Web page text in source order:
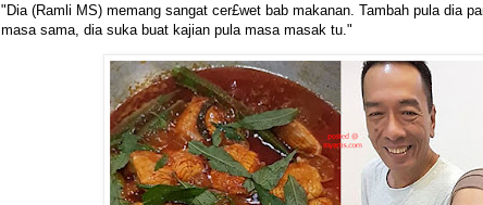
"Dia (Ramli MS) memang sangat cer£wet bab makanan. Tambah pula dia
masa sama, dia suka buat kajian pula masa masak tu."